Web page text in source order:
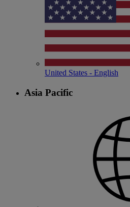
United States - English
Asia Pacific